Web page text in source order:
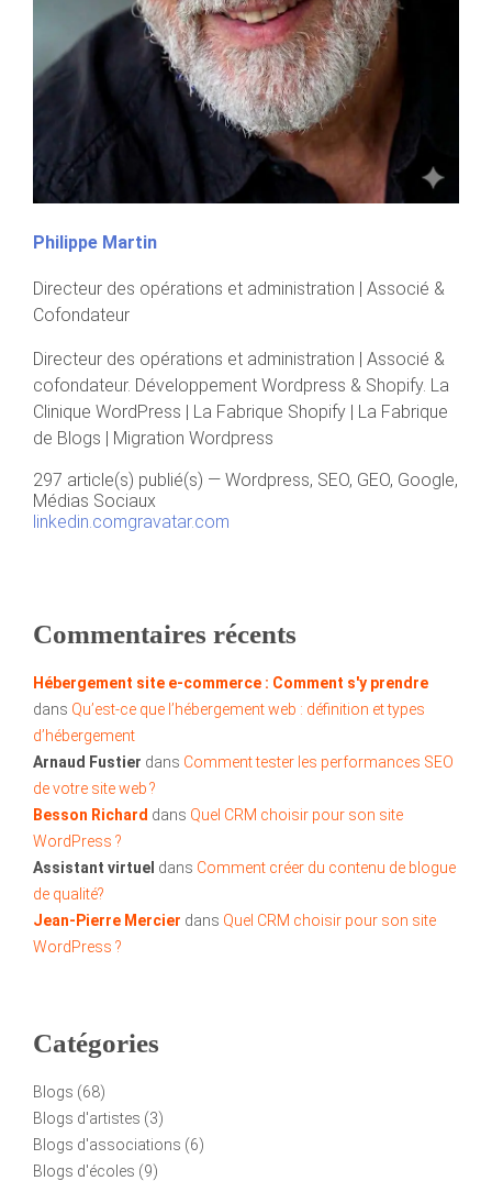
Philippe Martin
Directeur des opérations et administration | Associé &
Cofondateur
Directeur des opérations et administration | Associé &
cofondateur. Développement Wordpress & Shopify. La
Clinique WordPress | La Fabrique Shopify | La Fabrique
de Blogs | Migration Wordpress
297 article(s) publié(s) — Wordpress, SEO, GEO, Google,
Médias Sociaux
linkedin.comgravatar.com
Commentaires récents
Hébergement site e-commerce : Comment s'y prendre
dans Qu’est-ce que l’hébergement web : définition et types
d’hébergement
Arnaud Fustier dans Comment tester les performances SEO
de votre site web ?
Besson Richard dans Quel CRM choisir pour son site
WordPress ?
Assistant virtuel dans Comment créer du contenu de blogue
de qualité?
Jean-Pierre Mercier dans Quel CRM choisir pour son site
WordPress ?
Catégories
Blogs (68)
Blogs d'artistes (3)
Blogs d'associations (6)
Blogs d'écoles (9)